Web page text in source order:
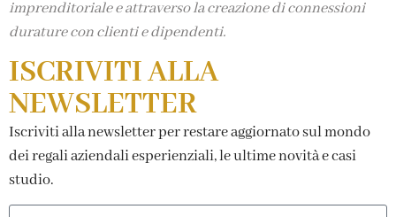
imprenditoriale e attraverso la creazione di connessioni
durature con clienti e dipendenti.
ISCRIVITI ALLA
NEWSLETTER
Iscriviti alla newsletter per restare aggiornato sul mondo
dei regali aziendali esperienziali, le ultime novità e casi
studio.